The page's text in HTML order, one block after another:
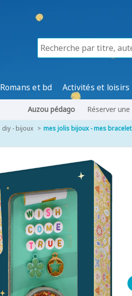
Romans et bd Activités et loisirs
Auzou pédago Réserver
diy - bijoux mes jolis bijoux - mes